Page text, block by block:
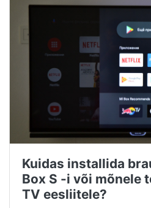
Kuidas installida
Box S -i või mõnele
TV eesliitele?